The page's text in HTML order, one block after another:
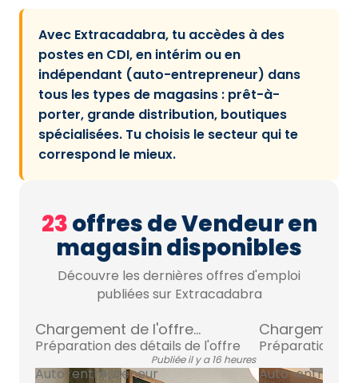
Avec Extracadabra, tu accèdes à des
postes en CDI, en intérim ou en
indépendant (auto-entrepreneur) dans
tous les types de magasins : prêt-à-
porter, grande distribution, boutiques
spécialisées. Tu choisis le secteur qui te
correspond le mieux.
23offres de Vendeur en
magasin disponibles
Découvre les dernières offres d'emploi
publiées sur Extracadabra
Chargement de l'offre...
Préparation des détails de l'offre
Publiée il y a 16 heures
Auto-entrepreneur
Chargement
Préparation
Auto-